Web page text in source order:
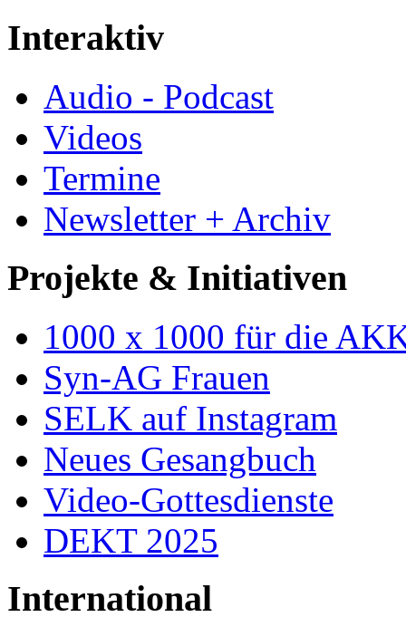
Interaktiv
Audio - Podcast
Videos
Termine
Newsletter + Archiv
Projekte & Initiativen
1000 x 1000 für die
Syn-AG Frauen
SELK auf Instagram
Neues Gesangbuch
Video-Gottesdienste
DEKT 2025
International